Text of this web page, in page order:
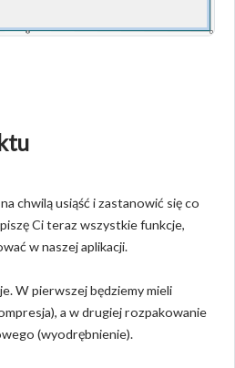
chwilą usiąść i zastanowić się co
Ci teraz wszystkie funkcje,
w naszej aplikacji.
W pierwszej będziemy mieli
a w drugiej rozpakowanie
(wyodrębnienie).